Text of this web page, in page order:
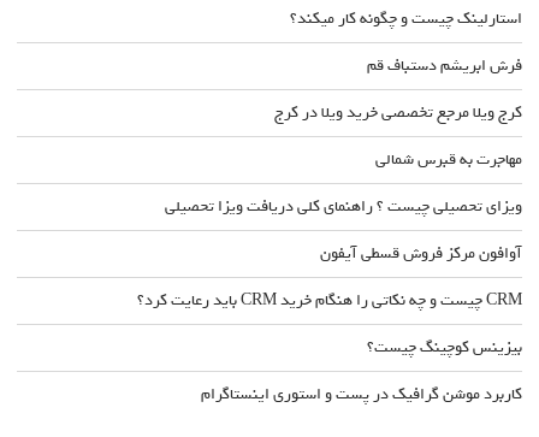
استارلینک چیست و چگونه کار میکند؟
فرش ابریشم دستباف قم
کرج ویلا مرجع تخصصی خرید ویلا در کرج
مهاجرت به قبرس شمالی
ویزای تحصیلی چیست ؟ راهنمای کلی دریافت ویزا تحصیلی
آوافون مرکز فروش قسطی آیفون
CRM چیست و چه نکاتی را هنگام خرید CRM باید رعایت کرد؟
بیزینس کوچینگ چیست؟
کاربرد موشن گرافیک در پست و استوری اینستاگرام